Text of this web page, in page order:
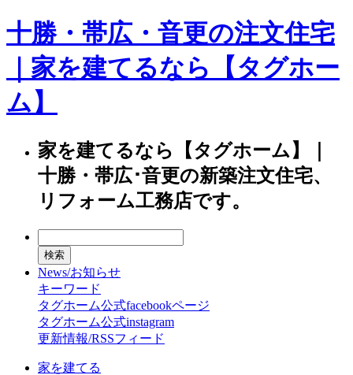
十勝・帯広・音更の注文住宅
｜家を建てるなら【タグホー
ム】
家を建てるなら【タグホーム】｜
十勝・帯広･音更の新築注文住宅、
リフォーム工務店です。
News/お知らせ
キーワード
タグホーム公式facebookページ
タグホーム公式instagram
更新情報/RSSフィード
家を建てる